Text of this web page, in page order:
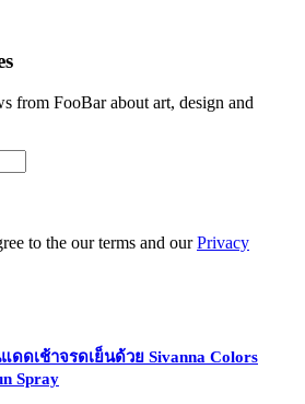
from FooBar about art, design and
to the our terms and ourPrivacy
ดดเช้าจรดเย็นด้วย Sivanna Colors
Spray